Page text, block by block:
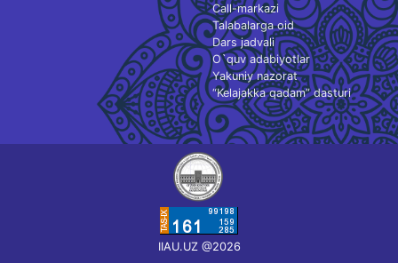
Call-markazi
Talabalarga oid
Dars jadvali
O`quv adabiyotlar
Yakuniy nazorat
“Kelajakka qadam” dasturi
IIAU.UZ @2026